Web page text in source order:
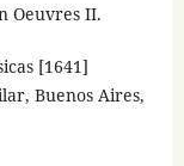
Oeuvres II.
[1641]
Buenos Aires,